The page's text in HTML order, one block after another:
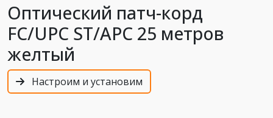
Оптический патч-корд
FC/UPC ST/APC 25 метров
желтый
Настроим и установим